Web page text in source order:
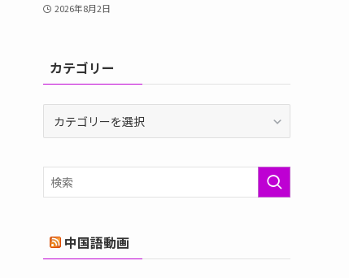
2026年8月2日
カテゴリー
リ
ー
中国語動画